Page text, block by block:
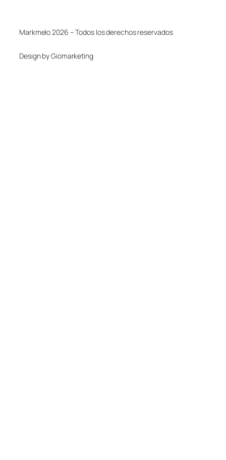
Markmelo 2026 – Todos los derechos reservados
Design by Giomarketing